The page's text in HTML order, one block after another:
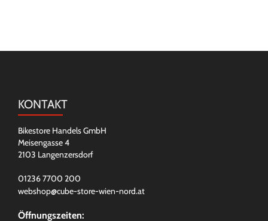
KONTAKT
Bikestore Handels GmbH
Meisengasse 4
2103 Langenzersdorf
01236 7700 200
webshop@cube-store-wien-nord.at
Öffnungszeiten: